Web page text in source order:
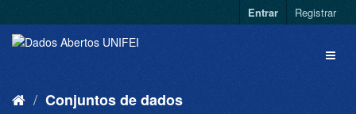
Entrar Registrar
Conjuntos de dados